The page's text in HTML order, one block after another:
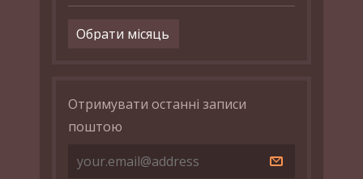
Архіви
Отримувати останні записи
поштою